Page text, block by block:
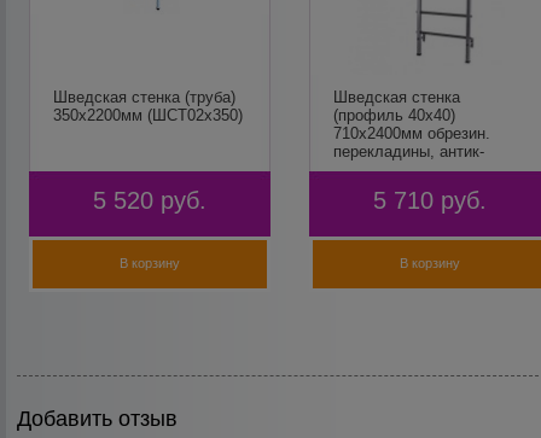
Шведская стенка (труба)
350х2200мм (ШСТ02х350)
5 520 руб.
В корзину
Шведская стенка
(профиль 40х40)
710х2400мм обрезин.
перекладины, антик-
серебро, Мурман
5 710 руб.
В корзину
Добавить отзыв